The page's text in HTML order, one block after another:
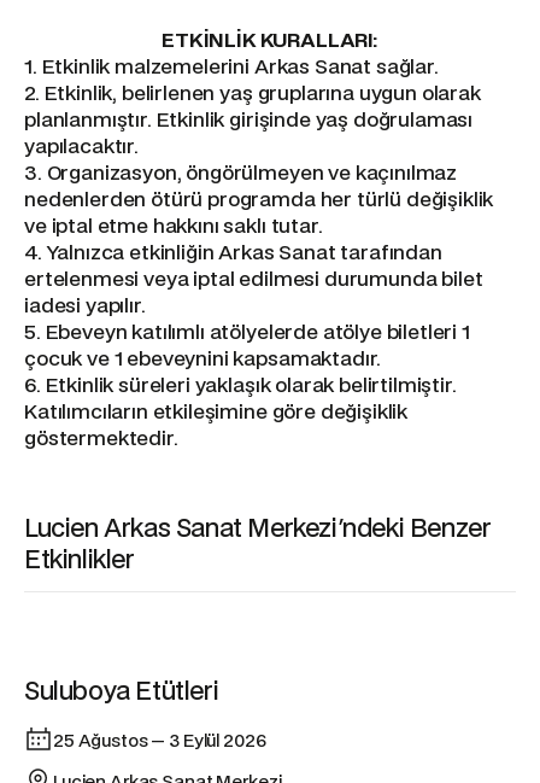
ETKİNLİK KURALLARI:
1. Etkinlik malzemelerini Arkas Sanat sağlar.
2. Etkinlik, belirlenen yaş gruplarına uygun olarak
planlanmıştır. Etkinlik girişinde yaş doğrulaması
yapılacaktır.
3. Organizasyon, öngörülmeyen ve kaçınılmaz
nedenlerden ötürü programda her türlü değişiklik
ve iptal etme hakkını saklı tutar.
4. Yalnızca etkinliğin Arkas Sanat tarafından
ertelenmesi veya iptal edilmesi durumunda bilet
iadesi yapılır.
5. Ebeveyn katılımlı atölyelerde atölye biletleri 1
çocuk ve 1 ebeveynini kapsamaktadır.
6. Etkinlik süreleri yaklaşık olarak belirtilmiştir.
Katılımcıların etkileşimine göre değişiklik
göstermektedir.
Lucien Arkas Sanat Merkezi'ndeki Benzer
Etkinlikler
Suluboya Etütleri
25 Ağustos — 3 Eylül 2026